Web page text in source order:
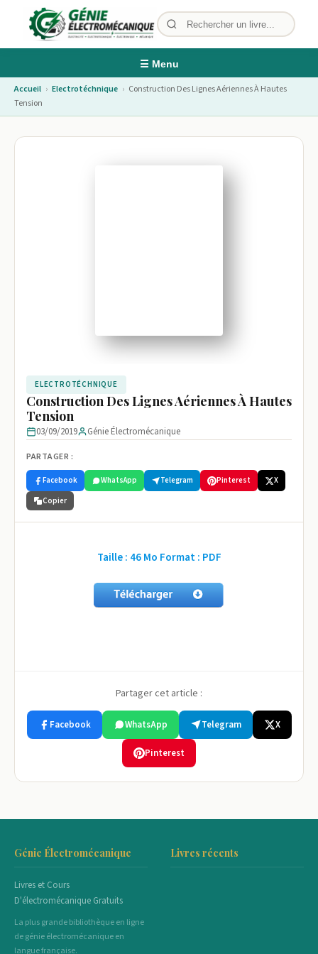
☰ Menu
Accueil › Electrotéchnique › Construction Des Lignes Aériennes À Hautes
Tension
ELECTROTÉCHNIQUE
Construction Des Lignes Aériennes À Hautes
Tension
03/09/2019 Génie Électromécanique
PARTAGER :
Facebook WhatsApp Telegram Pinterest
X
Copier
Taille : 46 Mo Format : PDF
Partager cet article :
Facebook WhatsApp Telegram X
Pinterest
Génie Électromécanique
Livres et Cours
D'électromécanique Gratuits
La plus grande bibliothèque en ligne
de génie électromécanique en
langue française.
Livres récents